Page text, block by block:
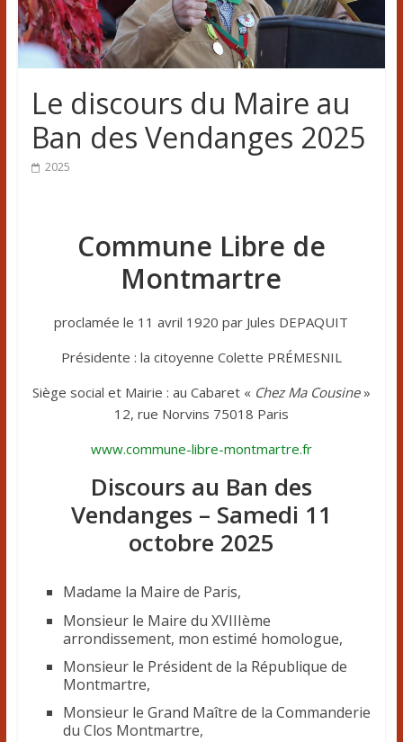
Le discours du Maire au
Ban des Vendanges 2025
2025
Commune Libre de
Montmartre
proclamée le 11 avril 1920 par Jules DEPAQUIT
Présidente : la citoyenne Colette PRÉMESNIL
Siège social et Mairie : au Cabaret « Chez Ma Cousine»
12, rue Norvins 75018 Paris
www.commune-libre-montmartre.fr
Discours au Ban des
Vendanges – Samedi 11
octobre 2025
Madame la Maire de Paris,
Monsieur le Maire du XVIIIème
arrondissement, mon estimé homologue,
Monsieur le Président de la République de
Montmartre,
Monsieur le Grand Maître de la Commanderie
du Clos Montmartre,